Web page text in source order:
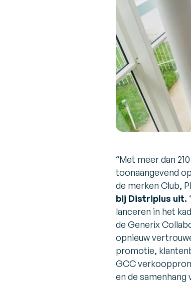
“Met meer dan
toonaangevend
de merken Club,
bij Distriplus uit.
lanceren in het
de Generix
opnieuw
promotie,
GCC
en de